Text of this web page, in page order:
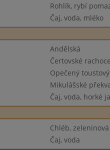
Rohlík, rybí
Čaj, voda, mléko
Andělská
Čertovské
Opečený
Mikulášské
Čaj, voda, horké
Chléb,
Čaj, voda